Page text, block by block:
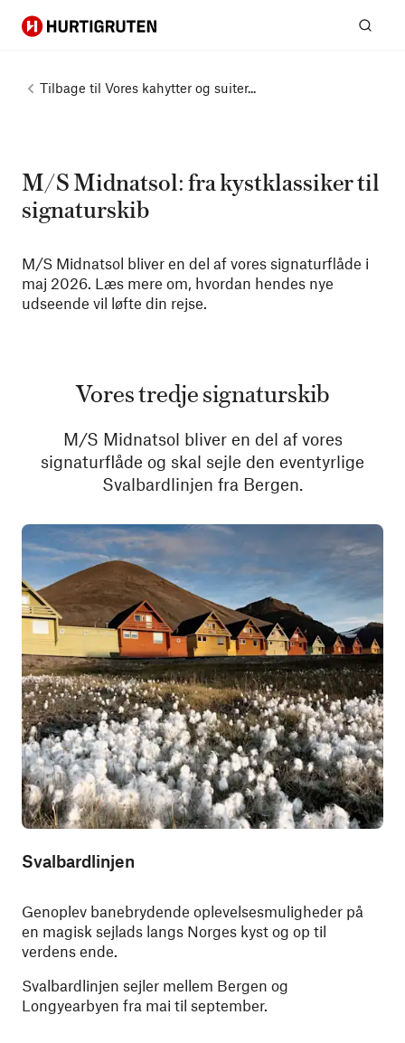
Hurtigruten
Tilbage til Vores kahytter og suiter...
M/S Midnatsol: fra kystklassiker til
signaturskib
M/S Midnatsol bliver en del af vores signaturflåde i
maj 2026. Læs mere om, hvordan hendes nye
udseende vil løfte din rejse.
Vores tredje signaturskib
M/S Midnatsol bliver en del af vores
signaturflåde og skal sejle den eventyrlige
Svalbardlinjen fra Bergen.
Svalbardlinjen
Genoplev banebrydende oplevelsesmuligheder på
en magisk sejlads langs Norges kyst og op til
verdens ende.
Svalbardlinjen sejler mellem Bergen og
Longyearbyen fra mai til september.